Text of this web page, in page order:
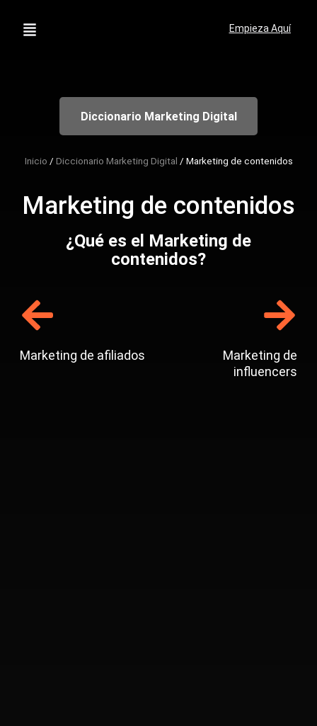
Empieza Aquí
Diccionario Marketing Digital
Inicio / Diccionario Marketing Digital / Marketing de contenidos
Marketing de contenidos
¿Qué es el Marketing de
contenidos?
Marketing de afiliados
Marketing de
influencers